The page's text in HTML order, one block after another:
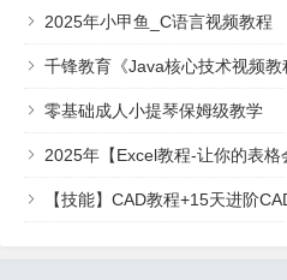
2025年小甲鱼_C语言视频教程
千锋教育《Java核心技术视频教
零基础成人小提琴保姆级教学
2025年【Excel教程-让你的表格
【技能】CAD教程+15天进阶